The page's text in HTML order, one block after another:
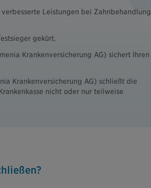
Leistungen bei Zahnbehandlung
gekürt.
Krankenversicherung AG) sichert Ihren
Krankenversicherung AG) schließt die
nicht oder nur teilweise